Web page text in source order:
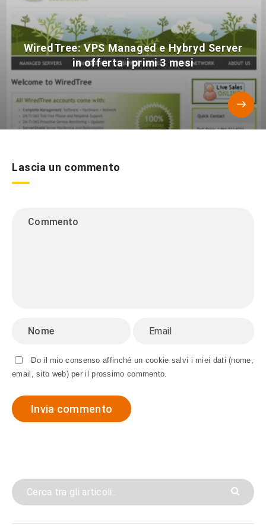
WiredTree: VPS Managed e Hybryd Server
in offerta i primi 3 mesi
Lascia un commento
Do il mio consenso affinché un cookie salvi i miei dati (nome,
email, sito web) per il prossimo commento.